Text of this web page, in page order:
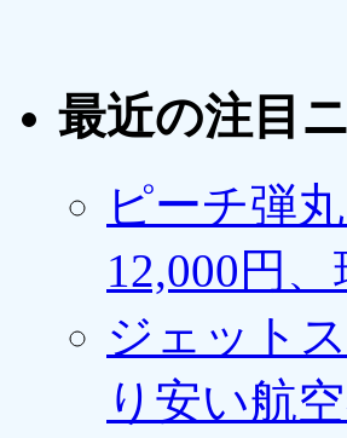
最近の注目
ピーチ弾
12,000円
ジェット
り安い航